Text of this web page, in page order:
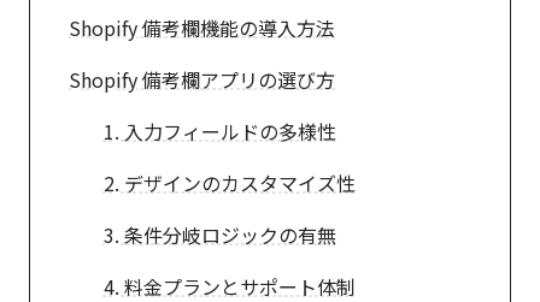
Shopify 備考欄機能の導入方法
Shopify 備考欄アプリの選び方
1. 入力フィールドの多様性
2. デザインのカスタマイズ性
3. 条件分岐ロジックの有無
4. 料金プランとサポート体制